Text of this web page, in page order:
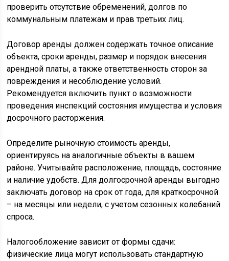
проверить отсутствие обременений, долгов по
коммунальным платежам и прав третьих лиц.
Договор аренды должен содержать точное описание
объекта, сроки аренды, размер и порядок внесения
арендной платы, а также ответственность сторон за
повреждения и несоблюдение условий.
Рекомендуется включить пункт о возможности
проведения инспекций состояния имущества и условия
досрочного расторжения.
Определите рыночную стоимость аренды,
ориентируясь на аналогичные объекты в вашем
районе. Учитывайте расположение, площадь, состояние
и наличие удобств. Для долгосрочной аренды выгодно
заключать договор на срок от года, для краткосрочной
– на месяцы или недели, с учетом сезонных колебаний
спроса.
Налогообложение зависит от формы сдачи:
физические лица могут использовать стандартную